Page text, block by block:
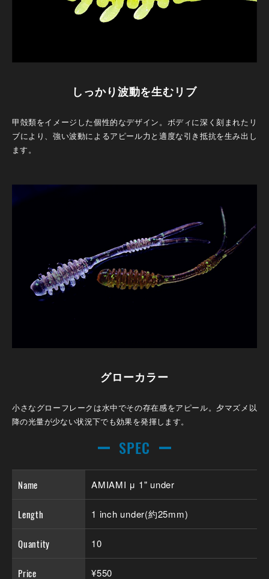
しっかり波動を生むリブ
甲殻類をイメージした個性的なデザイン。ボディに深く刻まれたリ
ブにより、強い波動によるアピール力と適度な引き抵抗を生み出し
ます。
グローカラー
小さなグローフレークは水中でその存在感をアピール。夕マズメ以
降の光量が少ない状況下でも効果を発揮します。
SPEC
Name AMIAMI μ 1" under
Length 1 inch under(約25mm)
Quantity 10
Price ¥550